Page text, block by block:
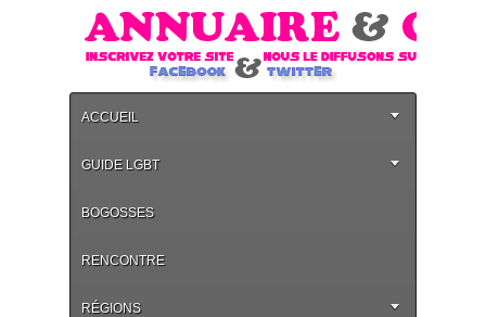
ACCUEIL
GUIDE LGBT
BOGOSSES
RENCONTRE
RÉGIONS